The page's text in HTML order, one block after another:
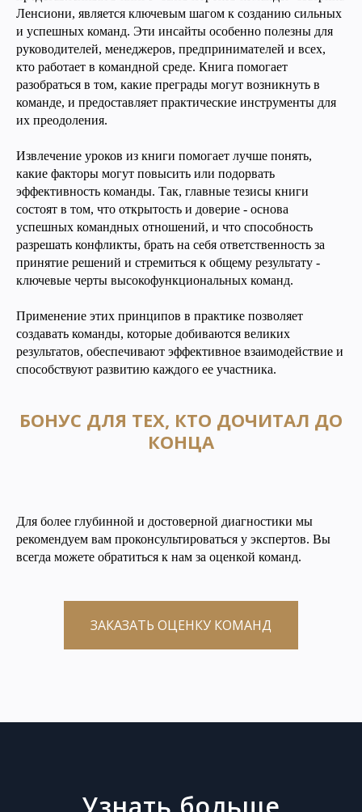
Ленсиони, является ключевым шагом к созданию сильных
и успешных команд. Эти инсайты особенно полезны для
руководителей, менеджеров, предпринимателей и всех,
кто работает в командной среде. Книга помогает
разобраться в том, какие преграды могут возникнуть в
команде, и предоставляет практические инструменты для
их преодоления.
Извлечение уроков из книги помогает лучше понять,
какие факторы могут повысить или подорвать
эффективность команды. Так, главные тезисы книги
состоят в том, что открытость и доверие - основа
успешных командных отношений, и что способность
разрешать конфликты, брать на себя ответственность за
принятие решений и стремиться к общему результату -
ключевые черты высокофункциональных команд.
Применение этих принципов в практике позволяет
создавать команды, которые добиваются великих
результатов, обеспечивают эффективное взаимодействие и
способствуют развитию каждого ее участника.
БОНУС ДЛЯ ТЕХ, КТО ДОЧИТАЛ ДО
КОНЦА
Для более глубинной и достоверной диагностики мы
рекомендуем вам проконсультироваться у экспертов. Вы
всегда можете обратиться к нам за оценкой команд.
ЗАКАЗАТЬ ОЦЕНКУ КОМАНД